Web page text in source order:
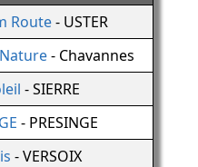
Route- USTER
- Chavannes
- SIERRE
- PRESINGE
- VERSOIX